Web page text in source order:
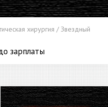
хирургия / Звездный
зарплаты